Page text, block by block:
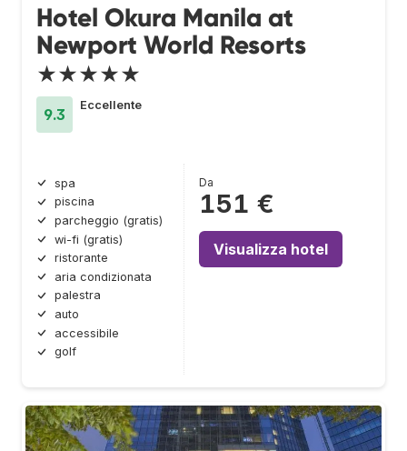
Hotel Okura Manila at
Newport World Resorts
★★★★★
9.3
Eccellente
spa
piscina
parcheggio (gratis)
wi-fi (gratis)
ristorante
aria condizionata
palestra
auto
accessibile
golf
Da
151 €
Visualizza hotel